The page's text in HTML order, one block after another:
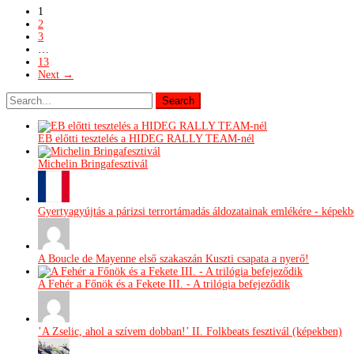
1
2
3
…
13
Next →
EB előtti tesztelés a HIDEG RALLY TEAM-nél
Michelin Bringafesztivál
Gyertyagyújtás a párizsi terrortámadás áldozatainak emlékére -
A Boucle de Mayenne első szakaszán Kuszti csapata a nyerő!
A Fehér a Főnök és a Fekete III. - A trilógia befejeződik
’A Zselic, ahol a szívem dobban!’ II. Folkbeats fesztivál (képekben)